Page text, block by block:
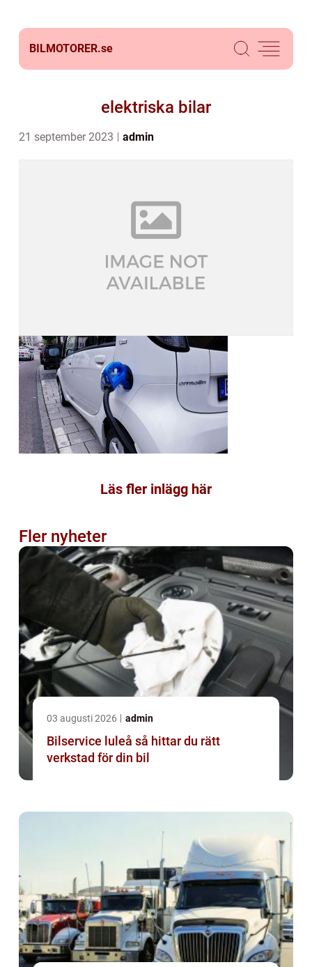
BILMOTORER.se
elektriska bilar
21 september 2023 admin
Läs fler inlägg här
Fler nyheter
03 augusti 2026 admin
Bilservice luleå så hittar du rätt
verkstad för din bil